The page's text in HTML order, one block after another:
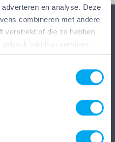
en analyse. Deze
combineren met andere
verstrekt of die ze hebben
van hun services.